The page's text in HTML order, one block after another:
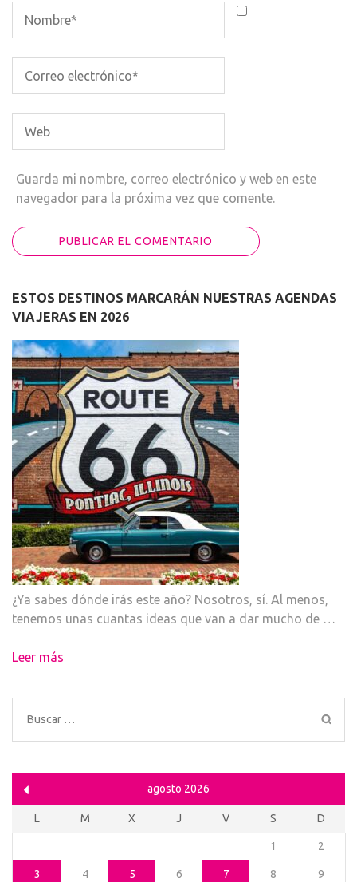
Guarda mi nombre, correo electrónico y web en este
navegador para la próxima vez que comente.
ESTOS DESTINOS MARCARÁN NUESTRAS AGENDAS
VIAJERAS EN 2026
¿Ya sabes dónde irás este año? Nosotros, sí. Al menos,
tenemos unas cuantas ideas que van a dar mucho de …
Leer más
Buscar:
agosto 2026
L M X J V S D
1 2
3 4 5 6 7 8 9